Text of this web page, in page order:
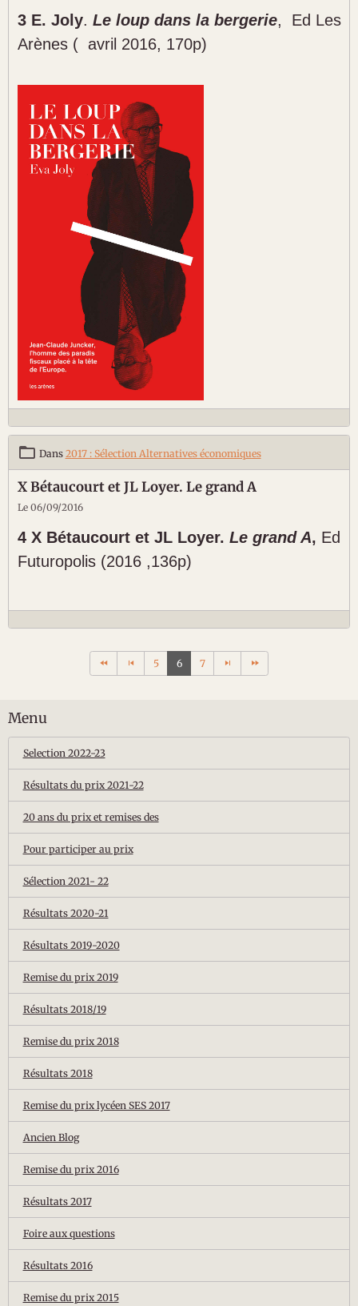
3 E. Joly. Le loup dans la bergerie,
Ed Les
Arènes ( avril 2016, 170p)
Dans 2017 : Sélection Alternatives économiques
X Bétaucourt et JL Loyer. Le grand A
Le 06/09/2016
4 X Bétaucourt et JL Loyer. Le grand A, Ed
Futuropolis (2016 ,136p)
5 6 7
Menu
Selection 2022-23
Résultats du prix 2021-22
20 ans du prix et remises des
Pour participer au prix
Sélection 2021- 22
Résultats 2020-21
Résultats 2019-2020
Remise du prix 2019
Résultats 2018/19
Remise du prix 2018
Résultats 2018
Remise du prix lycéen SES 2017
Ancien Blog
Remise du prix 2016
Résultats 2017
Foire aux questions
Résultats 2016
Remise du prix 2015